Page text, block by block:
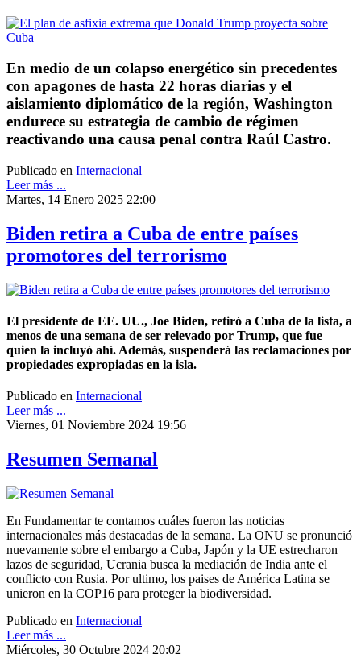
En medio de un colapso energético sin precedentes
con apagones de hasta 22 horas diarias y el
aislamiento diplomático de la región, Washington
endurece su estrategia de cambio de régimen
reactivando una causa penal contra Raúl Castro.
Publicado en Internacional
Leer más ...
Martes, 14 Enero 2025 22:00
Biden retira a Cuba de entre países
promotores del terrorismo
El presidente de EE. UU., Joe Biden, retiró a Cuba de la lista, a
menos de una semana de ser relevado por Trump, que fue
quien la incluyó ahí. Además, suspenderá las reclamaciones por
propiedades expropiadas en la isla.
Publicado en Internacional
Leer más ...
Viernes, 01 Noviembre 2024 19:56
Resumen Semanal
En Fundamentar te contamos cuáles fueron las noticias
internacionales más destacadas de la semana. La ONU se pronunció
nuevamente sobre el embargo a Cuba, Japón y la UE estrecharon
lazos de seguridad, Ucrania busca la mediación de India ante el
conflicto con Rusia. Por ultimo, los paises de América Latina se
unieron en la COP16 para proteger la biodiversidad.
Publicado en Internacional
Leer más ...
Miércoles, 30 Octubre 2024 20:02